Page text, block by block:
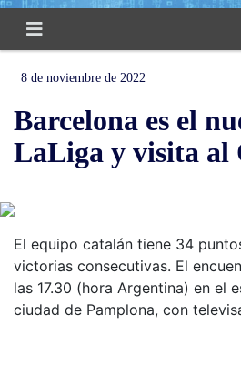
8 de noviembre de 2022
Barcelona es el
LaLiga y visita al
El equipo catalán tiene 34
victorias consecutivas. El
las 17.30 (hora Argentina) en el
ciudad de Pamplona, con